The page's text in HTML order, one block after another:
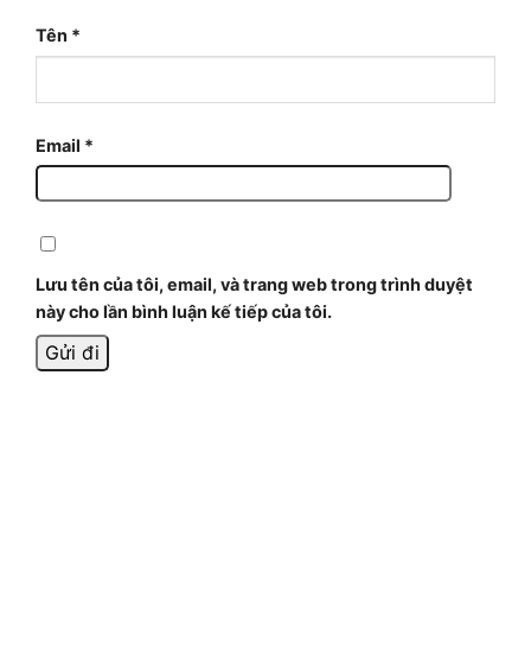
Tên *
Email *
Lưu tên của tôi, email, và trang web trong trình duyệt
này cho lần bình luận kế tiếp của tôi.